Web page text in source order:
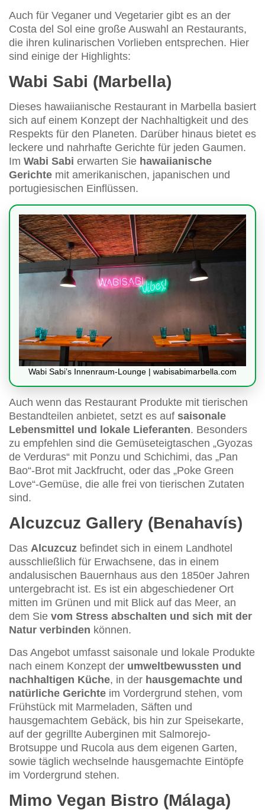
Auch für Veganer und Vegetarier gibt es an der
Costa del Sol eine große Auswahl an Restaurants,
die ihren kulinarischen Vorlieben entsprechen. Hier
sind einige der Highlights:
Wabi Sabi (Marbella)
Dieses hawaiianische Restaurant in Marbella basiert
sich auf einem Konzept der Nachhaltigkeit und des
Respekts für den Planeten. Darüber hinaus bietet es
leckere und nahrhafte Gerichte für jeden Gaumen.
Im Wabi Sabi erwarten Sie hawaiianische
Gerichte mit amerikanischen, japanischen und
portugiesischen Einflüssen.
Wabi Sabi’s Innenraum-Lounge | wabisabimarbella.com
Auch wenn das Restaurant Produkte mit tierischen
Bestandteilen anbietet, setzt es auf saisonale
Lebensmittel und lokale Lieferanten. Besonders
zu empfehlen sind die Gemüseteigtaschen „Gyozas
de Verduras“ mit Ponzu und Schichimi, das „Pan
Bao“-Brot mit Jackfrucht, oder das „Poke Green
Love“-Gemüse, die alle frei von tierischen Zutaten
sind.
Alcuzcuz Gallery (Benahavís)
Das Alcuzcuz befindet sich in einem Landhotel
ausschließlich für Erwachsene, das in einem
andalusischen Bauernhaus aus den 1850er Jahren
untergebracht ist. Es ist ein abgeschiedener Ort
mitten im Grünen und mit Blick auf das Meer, an
dem Sie vom Stress abschalten und sich mit der
Natur verbinden können.
Das Angebot umfasst saisonale und lokale Produkte
nach einem Konzept der umweltbewussten und
nachhaltigen Küche, in der hausgemachte und
natürliche Gerichte im Vordergrund stehen, vom
Frühstück mit Marmeladen, Säften und
hausgemachtem Gebäck, bis hin zur Speisekarte,
auf der gegrillte Auberginen mit Salmorejo-
Brotsuppe und Rucola aus dem eigenen Garten,
sowie täglich wechselnde hausgemachte Eintöpfe
im Vordergrund stehen.
Mimo Vegan Bistro (Málaga)